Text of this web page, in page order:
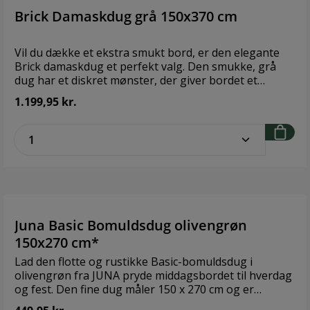
Brick Damaskdug grå 150x370 cm
Vil du dække et ekstra smukt bord, er den elegante
Brick damaskdug et perfekt valg. Den smukke, grå
dug har et diskret mønster, der giver bordet et
levende udtryk. Og så er dugen ovenikøbet i 100%
økologisk bomuld, så du kan sætte dig til bords med
god samvittighed. OEKO-TEX®-mærket. Tåler vask
ved 40° og skal hængetørres. Fås også i størrelserne
1.199,95 kr.
Juna Basic Bomuldsdug olivengrøn
150x270 cm*
Lad den flotte og rustikke Basic-bomuldsdug i
olivengrøn fra JUNA pryde middagsbordet til hverdag
og fest. Den fine dug måler 150 x 270 cm og er
produceret i 100% bomuld med struktur. Strukturerne